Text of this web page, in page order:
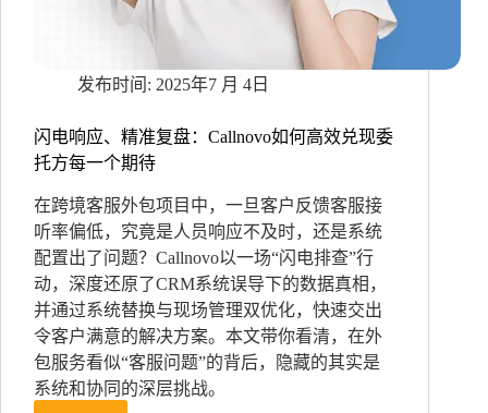
2025年7 月 4日
闪电响应、精准复盘：Callnovo如何高效兑现委
托方每一个期待
在跨境客服外包项目中，一旦客户反馈客服接
听率偏低，究竟是人员响应不及时，还是系统
配置出了问题？Callnovo以一场“闪电排查”行
动，深度还原了CRM系统误导下的数据真相，
并通过系统替换与现场管理双优化，快速交出
令客户满意的解决方案。本文带你看清，在外
包服务看似“客服问题”的背后，隐藏的其实是
系统和协同的深层挑战。